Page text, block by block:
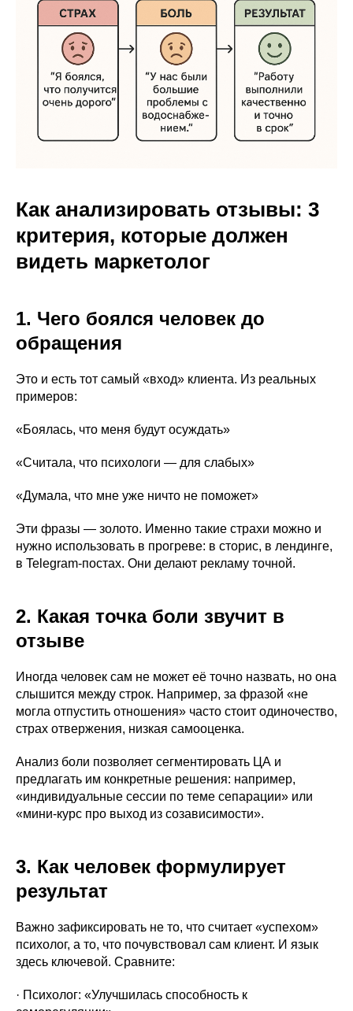
Как анализировать отзывы: 3
критерия, которые должен
видеть маркетолог
1. Чего боялся человек до
обращения
Это и есть тот самый «вход» клиента. Из реальных
примеров:
«Боялась, что меня будут осуждать»
«Считала, что психологи — для слабых»
«Думала, что мне уже ничто не поможет»
Эти фразы — золото. Именно такие страхи можно и
нужно использовать в прогреве: в сторис, в лендинге,
в Telegram-постах. Они делают рекламу точной.
2. Какая точка боли звучит в
отзыве
Иногда человек сам не может её точно назвать, но она
слышится между строк. Например, за фразой «не
могла отпустить отношения» часто стоит одиночество,
страх отвержения, низкая самооценка.
Анализ боли позволяет сегментировать ЦА и
предлагать им конкретные решения: например,
«индивидуальные сессии по теме сепарации» или
«мини-курс про выход из созависимости».
3. Как человек формулирует
результат
Важно зафиксировать не то, что считает «успехом»
психолог, а то, что почувствовал сам клиент. И язык
здесь ключевой. Сравните:
· Психолог: «Улучшилась способность к